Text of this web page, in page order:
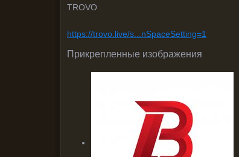
TROVO
https://trovo.live/s...nSpaceSetting=1
Прикрепленные изображения